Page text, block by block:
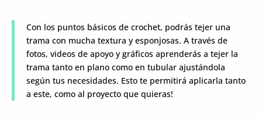
Con los puntos básicos de crochet, podrás tejer una
trama con mucha textura y esponjosas. A través de
fotos, videos de apoyo y gráficos aprenderás a tejer la
trama tanto en plano como en tubular ajustándola
según tus necesidades. Esto te permitirá aplicarla tanto
a este, como al proyecto que quieras!